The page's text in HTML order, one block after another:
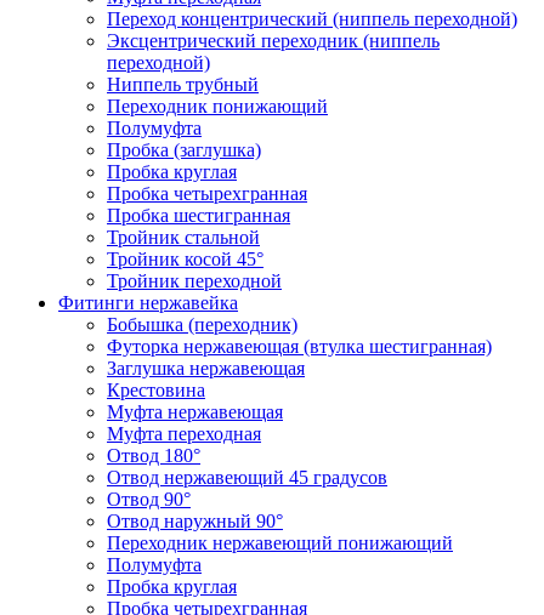
Переход концентрический (ниппель переходной)
Эксцентрический переходник (ниппель
переходной)
Ниппель трубный
Переходник понижающий
Полумуфта
Пробка (заглушка)
Пробка круглая
Пробка четырехгранная
Пробка шестигранная
Тройник стальной
Тройник косой 45°
Тройник переходной
Фитинги нержавейка
Бобышка (переходник)
Футорка нержавеющая (втулка шестигранная)
Заглушка нержавеющая
Крестовина
Муфта нержавеющая
Муфта переходная
Отвод 180°
Отвод нержавеющий 45 градусов
Отвод 90°
Отвод наружный 90°
Переходник нержавеющий понижающий
Полумуфта
Пробка круглая
Пробка четырехгранная